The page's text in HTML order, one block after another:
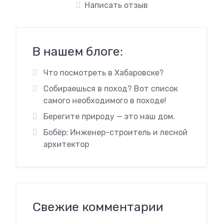
Написать отзыв
В нашем блоге:
Что посмотреть в Хабаровске?
Собираешься в поход? Вот список
самого необходимого в походе!
Берегите природу — это наш дом.
Бобёр: Инженер-строитель и лесной
архитектор
Свежие комментарии